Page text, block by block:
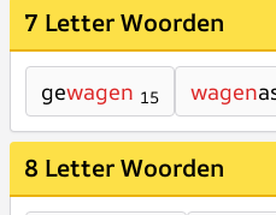
7 Letter Woorden
gewagen 15 wagen
8 Letter Woorden